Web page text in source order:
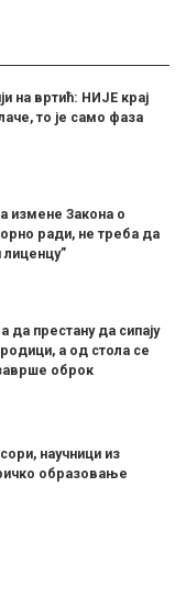
на вртић: НИЈЕ крај
то је само фаза
измене Закона о
ради, не треба да
лиценцу”
да престану да сипају
а од стола се
оброк
научници из
образовање